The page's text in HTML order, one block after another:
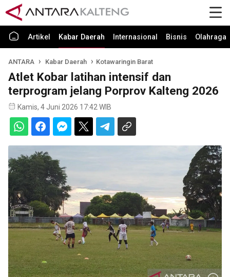
Artikel Kabar Daerah Internasional Bisnis Olahraga
ANTARA Kabar Daerah Kotawaringin Barat
Atlet Kobar latihan intensif dan
terprogram jelang Porprov Kalteng 2026
Kamis, 4 Juni 2026 17:42 WIB